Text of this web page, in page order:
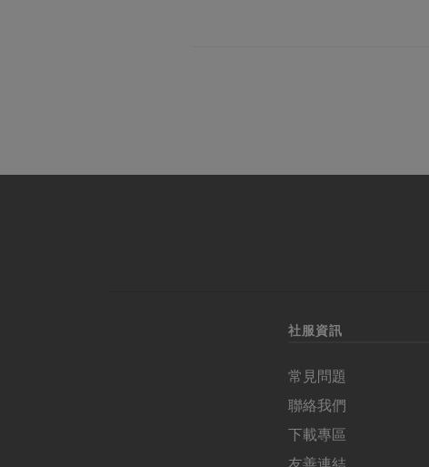
社服資訊
常見問題
聯絡我們
下載專區
友善連結